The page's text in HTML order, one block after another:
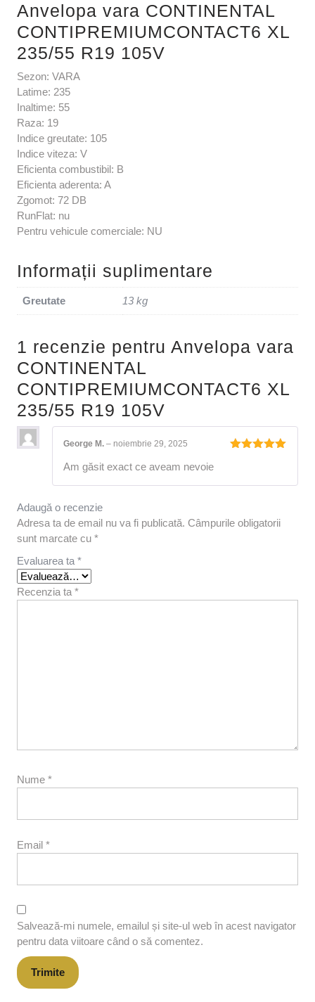
Anvelopa vara CONTINENTAL
CONTIPREMIUMCONTACT6 XL
235/55 R19 105V
Sezon: VARA
Latime: 235
Inaltime: 55
Raza: 19
Indice greutate: 105
Indice viteza: V
Eficienta combustibil: B
Eficienta aderenta: A
Zgomot: 72 DB
RunFlat: nu
Pentru vehicule comerciale: NU
Informații suplimentare
Greutate 13 kg
1 recenzie pentru Anvelopa vara
CONTINENTAL
CONTIPREMIUMCONTACT6 XL
235/55 R19 105V
George M. – noiembrie 29, 2025
Am găsit exact ce aveam nevoie
Adaugă o recenzie
Adresa ta de email nu va fi publicată. Câmpurile obligatorii
sunt marcate cu *
Evaluarea ta *
Recenzia ta *
Nume *
Email *
Salvează-mi numele, emailul și site-ul web în acest navigator
pentru data viitoare când o să comentez.